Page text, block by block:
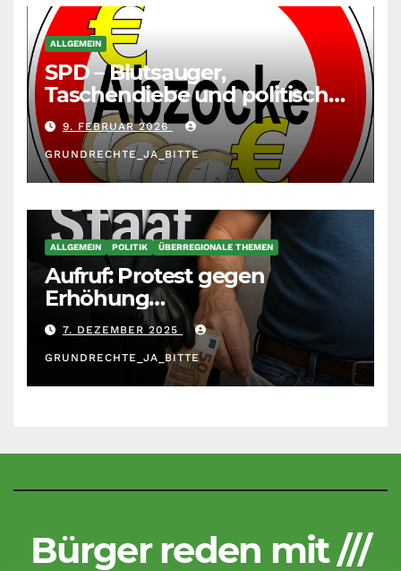
ALLGEMEIN
SPD – Blutsauger,
Taschendiebe und politisch
unberechenbar
9. FEBRUAR 2026
GRUNDRECHTE_JA_BITTE
ALLGEMEIN POLITIK ÜBERREGIONALE THEMEN
Aufruf: Protest gegen
Erhöhung
Krankenkassenbeiträge
7. DEZEMBER 2025
GRUNDRECHTE_JA_BITTE
Bürger reden mit ///